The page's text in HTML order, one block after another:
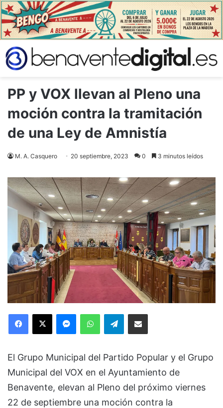
PP y VOX llevan al Pleno una
moción contra la tramitación
de una Ley de Amnistía
M. A. Casquero 20 septiembre, 2023 0 3 minutos leídos
Facebook
X MessengerWhatsAppTelegramCompartir via Email
El Grupo Municipal del Partido Popular y el Grupo
Municipal del VOX en el Ayuntamiento de
Benavente, elevan al Pleno del próximo viernes
22 de septiembre una moción contra la